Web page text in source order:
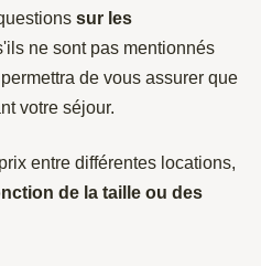
sur les
ne sont pas mentionnés
de vous assurer que
votre séjour.
entre différentes locations,
de la taille ou des